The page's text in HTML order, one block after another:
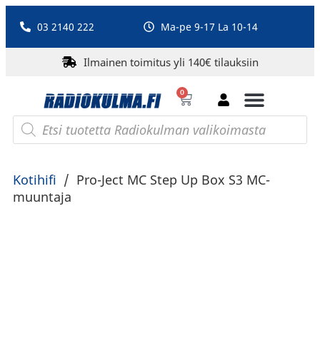
03 2140 222 Ma-pe 9-17 La 10-14
Ilmainen toimitus yli 140€ tilauksiin
0
Kotihifi / Pro-Ject MC Step Up Box S3 MC-
muuntaja